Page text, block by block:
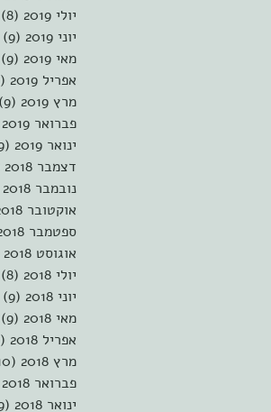
יולי 2019
(8)
יוני 2019
(9)
מאי 2019
(9)
אפריל 2019
(9)
מרץ 2019
(9)
פברואר 2019
ינואר 2019
(9)
דצמבר 2018
נובמבר 2018
אוקטובר 2018
ספטמבר 2018
אוגוסט 2018
יולי 2018
(8)
יוני 2018
(9)
מאי 2018
(9)
אפריל 2018
(9)
מרץ 2018
(10)
פברואר 2018
ינואר 2018
(9)